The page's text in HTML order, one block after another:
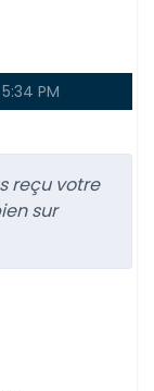
PM
reçu votre
sur